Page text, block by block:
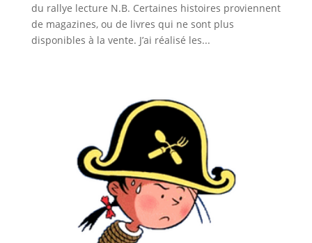
du rallye lecture N.B. Certaines histoires proviennent
de magazines, ou de livres qui ne sont plus
disponibles à la vente. J’ai réalisé les...